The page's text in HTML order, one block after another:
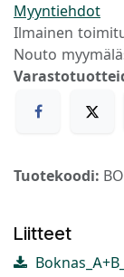
Myyntiehdot
Ilmainen
Nouto
Tuotekoodi:
Liitteet